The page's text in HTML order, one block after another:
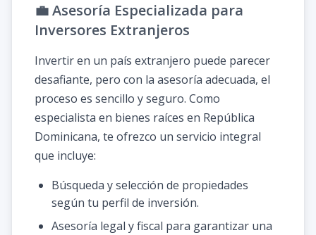
💼 Asesoría Especializada para
Inversores Extranjeros
Invertir en un país extranjero puede parecer
desafiante, pero con la asesoría adecuada, el
proceso es sencillo y seguro. Como
especialista en bienes raíces en República
Dominicana, te ofrezco un servicio integral
que incluye:
Búsqueda y selección de propiedades
según tu perfil de inversión.
Asesoría legal y fiscal para garantizar una